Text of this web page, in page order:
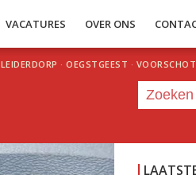
VACATURES OVER ONS
LEIDERDORP · OEGSTGEEST ·